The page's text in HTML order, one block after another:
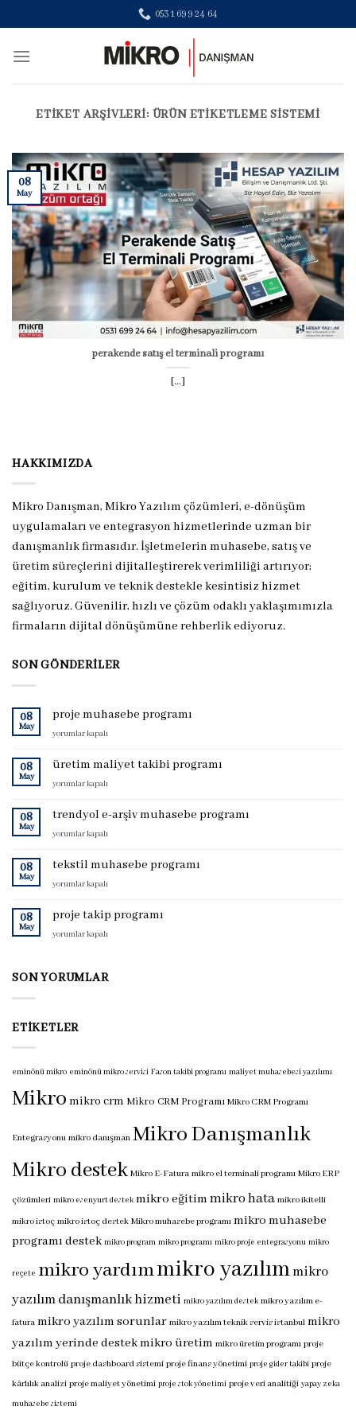
to
content
0531 699 24 64
ETIKET ARŞIVLERI: ÜRÜN ETIKETLEME SISTEMI
perakende satış el terminali programı
[...]
08
May
HAKKIMIZDA
Mikro Danışman, Mikro Yazılım çözümleri, e-dönüşüm
uygulamaları ve entegrasyon hizmetlerinde uzman bir
danışmanlık firmasıdır. İşletmelerin muhasebe, satış ve
üretim süreçlerini dijitalleştirerek verimliliği artırıyor;
eğitim, kurulum ve teknik destekle kesintisiz hizmet
sağlıyoruz. Güvenilir, hızlı ve çözüm odaklı yaklaşımımızla
firmaların dijital dönüşümüne rehberlik ediyoruz.
SON GÖNDERILER
08
May
proje muhasebe programı
proje
programı
yorumlar kapalı
08
May
üretim maliyet takibi programı
üretim
takibi
programı
için
yorumlar kapalı
08
May
trendyol e-arşiv muhasebe programı
trendyol
arşiv
programı
yorumlar kapalı
08
May
tekstil muhasebe programı
tekstil
programı
için
yorumlar kapalı
08
May
proje takip programı
proje
için
yorumlar kapalı
SON YORUMLAR
ETIKETLER
eminönü mikro eminönü mikro servisi Fason takibi programı maliyet muhasebesi yazılımı
Mikro mikro crm Mikro CRM Programı Mikro CRM Programı
Entegrasyonu mikro danışman Mikro Danışmanlık
Mikro destek Mikro E-Fatura mikro el terminali programı Mikro ERP
çözümleri mikro esenyurt destek mikro eğitimmikro hata mikro ikitelli
mikro istoç mikro istoç destek Mikro muhasebe programı mikro muhasebe
programı destek mikro program mikro programı mikro proje entegrasyonu mikro
reçete mikro yardımmikro yazılımmikro
yazılım danışmanlık hizmeti mikro yazılım destek mikro yazılım e-
fatura mikro yazılım sorunlar mikro yazılım teknik servis istanbul mikro
yazılım yerinde destekmikro üretim mikro üretim programı proje
bütçe kontrolü proje dashboard sistemi proje finans yönetimi proje gider takibi proje
kârlılık analizi proje maliyet yönetimi proje stok yönetimi proje veri analitiği yapay zeka
muhasebe sistemi